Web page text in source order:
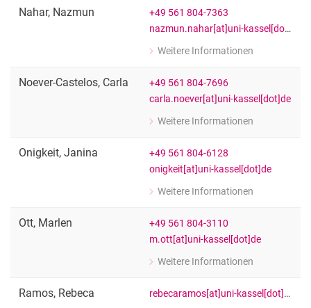
Nahar, Nazmun
+49 561 804-7363
nazmun.nahar[at]uni-kassel[dot]de
Weitere Informationen
zu Nazmun Nahar
Noever-Castelos, Carla
+49 561 804-7696
carla.noever[at]uni-kassel[dot]de
Weitere Informationen
zu Carla Noever-Castelos
Onigkeit, Janina
+49 561 804-6128
onigkeit[at]uni-kassel[dot]de
Weitere Informationen
zu Janina Onigkeit
Ott, Marlen
+49 561 804-3110
m.ott[at]uni-kassel[dot]de
Weitere Informationen
zu Marlen Ott
Ramos, Rebeca rebecaramos[at]uni-kassel[dot]de